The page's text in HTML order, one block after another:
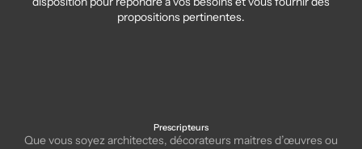
propositions pertinentes.
Prescripteurs
Que vous soyez architectes, décorateurs maitres d’œuvres ou